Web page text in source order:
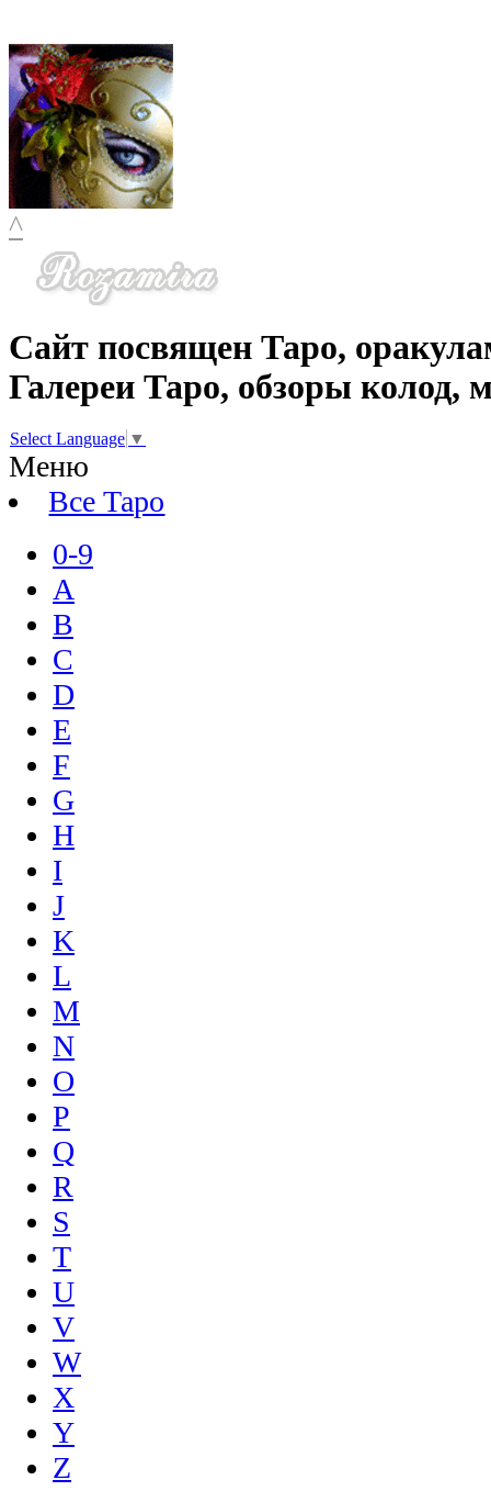
^
Сайт посвящен Таро,
Галереи Таро, обзоры колод,
Select Language ▼
Меню
Все Таро
0-9
A
B
C
D
E
F
G
H
I
J
K
L
M
N
O
P
Q
R
S
T
U
V
W
X
Y
Z